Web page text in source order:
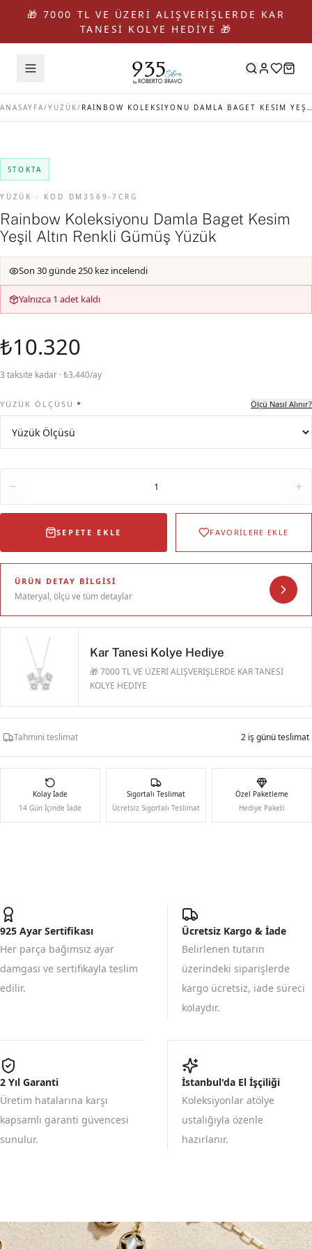
🎁 7000 TL VE ÜZERİ ALIŞVERİŞLERDE KAR
TANESİ KOLYE HEDİYE 🎁
ANASAYFA/YÜZÜK/ RAINBOW KOLEKSIYONU DAMLA BAGET KESIM YEŞIL ALTIN RENKLI GÜMÜŞ YÜZÜK
STOKTA
YÜZÜK · KOD DM3569-7CRG
Rainbow Koleksiyonu Damla Baget Kesim
Yeşil Altın Renkli Gümüş Yüzük
Son 30 günde 250 kez incelendi
Yalnızca 1 adet kaldı
₺10.320
3 taksite kadar · ₺3.440/ay
YÜZÜK ÖLÇÜSÜ * Ölçü Nasıl Alınır?
1
SEPETE EKLE FAVORİLERE EKLE
ÜRÜN DETAY BILGISI
Materyal, ölçü ve tüm detaylar
Kar Tanesi Kolye Hediye
🎁 7000 TL VE ÜZERİ ALIŞVERİŞLERDE KAR TANESİ
KOLYE HEDİYE
Tahmini teslimat 2 iş günü teslimat
Kolay İade
14 Gün İçinde İade
Sigortalı Teslimat
Ücretsiz Sigortalı Teslimat
Özel Paketleme
Hediye Paketi
925 Ayar Sertifikası
Her parça bağımsız ayar
damgası ve sertifikayla teslim
edilir.
Ücretsiz Kargo & İade
Belirlenen tutarın
üzerindeki siparişlerde
kargo ücretsiz, iade süreci
kolaydır.
2 Yıl Garanti
Üretim hatalarına karşı
kapsamlı garanti güvencesi
sunulur.
İstanbul'da El İşçiliği
Koleksiyonlar atölye
ustalığıyla özenle
hazırlanır.